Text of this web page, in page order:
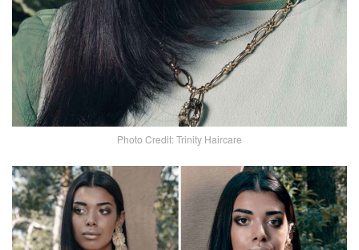
Photo Credit: Trinity Haircare